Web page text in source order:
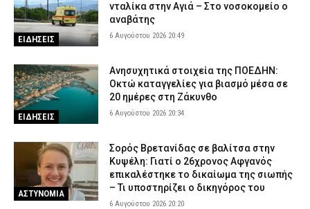
ΕΙΔΗΣΕΙΣ
νταλίκα στην Αγιά – Στο νοσοκομείο ο
αναβάτης
6 Αυγούστου 2026 20:49
ΕΙΔΗΣΕΙΣ
Ανησυχητικά στοιχεία της ΠΟΕΔΗΝ:
Οκτώ καταγγελίες για βιασμό μέσα σε
20 ημέρες στη Ζάκυνθο
6 Αυγούστου 2026 20:34
ΑΣΤΥΝΟΜΙΑ
Σορός Βρετανίδας σε βαλίτσα στην
Κυψέλη: Γιατί ο 26χρονος Αφγανός
επικαλέστηκε το δικαίωμα της σιωπής
– Τι υποστηρίζει ο δικηγόρος του
6 Αυγούστου 2026 20:20